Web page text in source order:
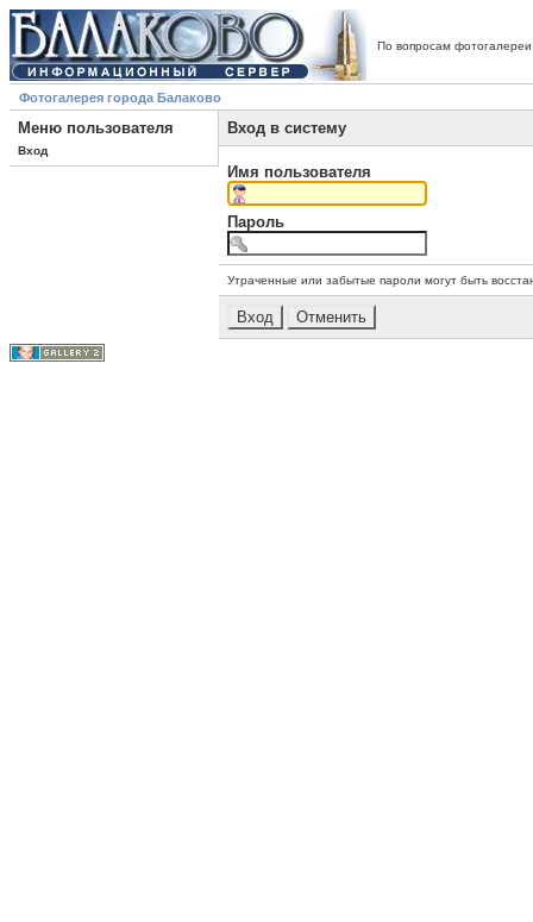
По вопросам
Фотогалерея города Балаково
Меню пользователя
Вход
Вход в систему
Имя пользователя
Пароль
Утраченные или забытые пароли могут быть